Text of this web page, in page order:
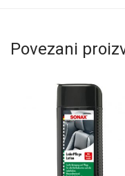
Povezani